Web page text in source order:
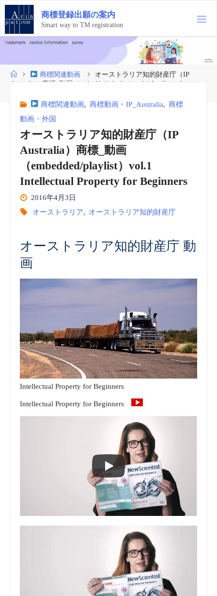
コ
テ
ン
ツ
ス
商標登録出願の案内
Smart way to TM registration
ホ
商標関連動画
オーストラリア知的財産庁（IP
Australia）商標_動画（embedded/playlist）vol.1 Intellectual
商標関連動画, 商標動画・IP_Australia, 商標
動画・外国
オーストラリア知的財産庁（IP
Australia）商標_動画
（embedded/playlist）vol.1
Intellectual Property for Beginners
2016年4月3日
オーストラリア, オーストラリア知的財産庁
オーストラリア知的財産庁 動
画
Intellectual Property for Beginners
Intellectual Property for Beginners